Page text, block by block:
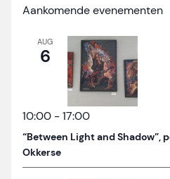
Aankomende evenementen
AUG
6
10:00 -17:00
“Between Light and
Okkerse